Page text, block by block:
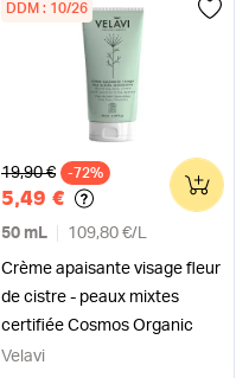
DDM : 10/26
Ancien prix
19,90 € -72%
5,49 €
50 mL 109,80 €/ L
Crème apaisante visage fleur
de cistre - peaux mixtes
certifiée Cosmos Organic
0
Velavi